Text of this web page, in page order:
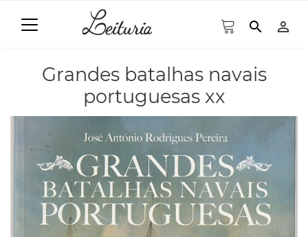
search person_outline
Grandes batalhas navais
portuguesas xx